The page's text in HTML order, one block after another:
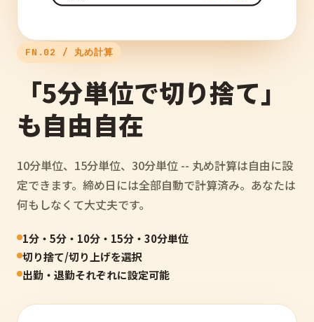
FN.02 / 丸め計算
「5分単位で切り捨て」
も自由自在
10分単位、15分単位、30分単位 -- 丸め計算は自由に設
定できます。締め日には全部自動で計算済み。あなたは
何もしなくて大丈夫です。
1分・5分・10分・15分・30分単位
切り捨て/切り上げを選択
出勤・退勤それぞれに設定可能